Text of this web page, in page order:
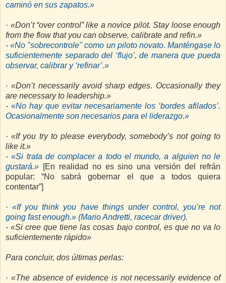
caminó en sus zapatos.»
· «Don’t “over control” like a novice pilot. Stay loose enough
from the flow that you can observe, calibrate and refin.»
- «No "sobrecontrole" como un piloto novato. Manténgase lo
suficientemente separado del ‘flujo’, de manera que pueda
observar, calibrar y ‘refinar’.»
· «Don’t necessarily avoid sharp edges. Occasionally they
are necessary to leadership.»
- «No hay que evitar necesariamente los ‘bordes afilados’.
Ocasionalmente son necesarios para el liderazgo.»
· «If you try to please everybody, somebody’s not going to
like it.»
- «Si trata de complacer a todo el mundo, a alguien no le
gustará.» [En realidad no es sino una versión del refrán
popular: “No sabrá gobernar el que a todos quiera
contentar”]
· «If you think you have things under control, you’re not
going fast enough.» (Mario Andretti, racecar driver).
- «Si cree que tiene las cosas bajo control, es que no va lo
suficientemente rápido»
Para concluir, dos últimas perlas:
· «The absence of evidence is not necessarily evidence of